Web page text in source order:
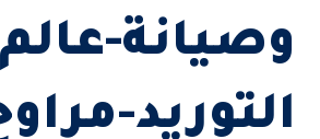
وصيانة-عالم
التوريد-